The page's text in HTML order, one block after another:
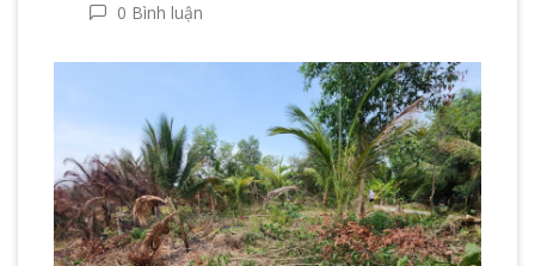
0 Bình luận